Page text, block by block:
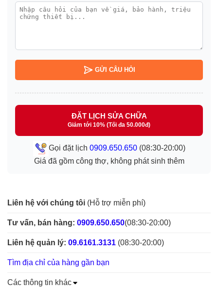
GỬI CÂU HỎI
ĐẶT LỊCH SỬA CHỮA
Giảm tới 10% (Tối đa 50.000đ)
Gọi đặt lịch 0909.650.650(08:30-20:00)
Giá đã gồm công thợ, không phát sinh thêm
Liên hệ với chúng tôi (Hỗ trợ miễn phí)
Tư vấn, bán hàng: 0909.650.650(08:30-20:00)
Liên hệ quản lý: 09.6161.3131 (08:30-20:00)
Tìm địa chỉ của hàng gần bạn
Các thông tin khác